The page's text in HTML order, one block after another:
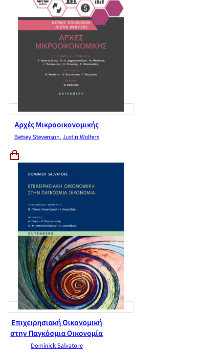
Αρχές Μικροοικονομικής
Betsey Stevenson,Justin Wolfers
Επιχειρησιακή Οικονομική
στην Παγκόσμια Οικονομία
Dominick Salvatore